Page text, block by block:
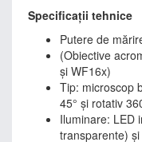
Specificații tehnice
Putere de
(Obiective
și WF16x)
Tip: microscop
45° și rotativ
Iluminare: LED
transparente)